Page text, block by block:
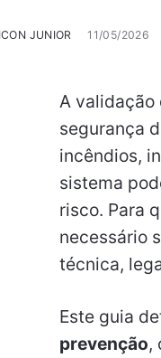
JUNIOR 11/05/2026
A validação
segurança
incêndios,
sistema
risco. Para
necessário
técnica,
Este guia
prevenção,